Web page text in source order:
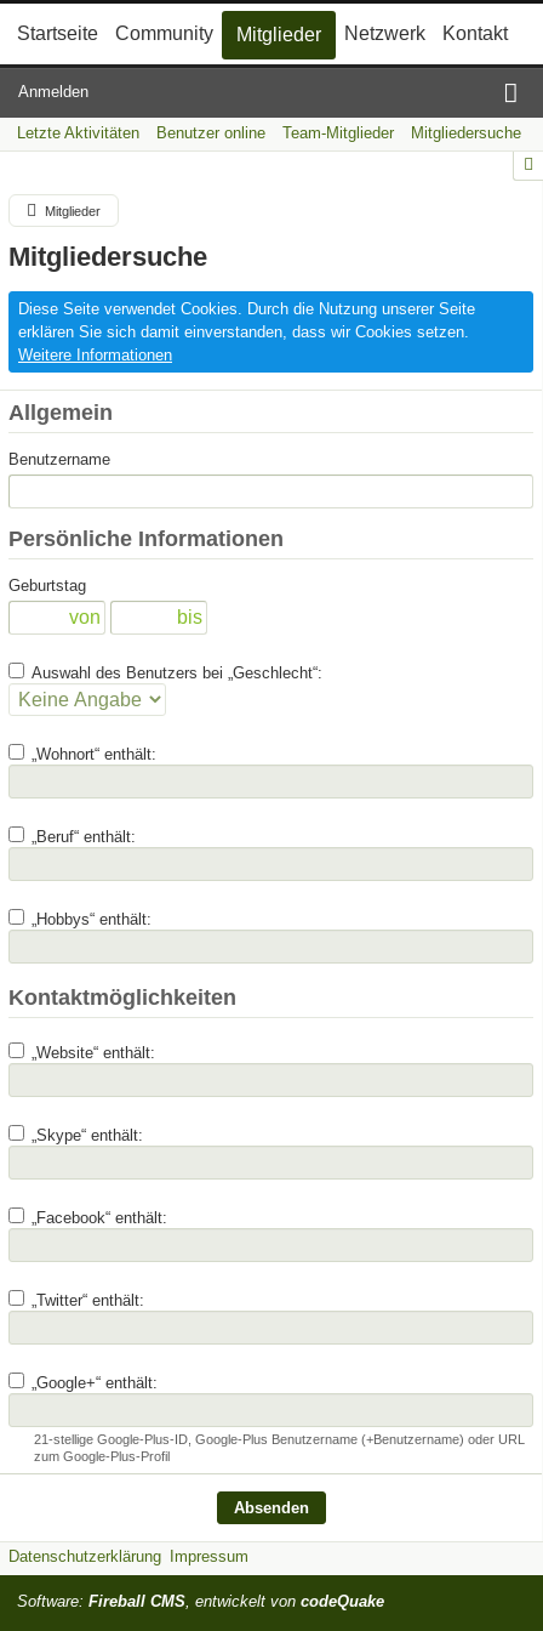
Startseite Community Mitglieder Netzwerk Kontakt
Anmelden
Letzte Aktivitäten Benutzer online Team-Mitglieder Mitgliedersuche
Mitglieder
Mitgliedersuche
Diese Seite verwendet Cookies. Durch die Nutzung unserer Seite
erklären Sie sich damit einverstanden, dass wir Cookies setzen.
Weitere Informationen
Allgemein
Benutzername
Persönliche Informationen
Geburtstag
Auswahl des Benutzers bei „Geschlecht“:
„Wohnort“ enthält:
„Beruf“ enthält:
„Hobbys“ enthält:
Kontaktmöglichkeiten
„Website“ enthält:
„Skype“ enthält:
„Facebook“ enthält:
„Twitter“ enthält:
„Google+“ enthält:
21-stellige Google-Plus-ID, Google-Plus Benutzername (+Benutzername) oder URL
zum Google-Plus-Profil
Datenschutzerklärung Impressum
Software: Fireball CMS, entwickelt von codeQuake